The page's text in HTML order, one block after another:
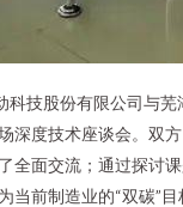
技股份有限公司与芜
深度技术座谈会。双
全面交流；通过探讨
当前制造业的“双碳”目